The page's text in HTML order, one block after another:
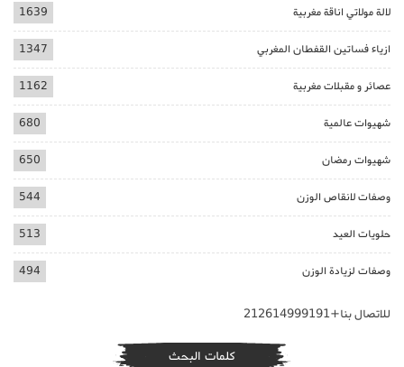
لالة مولاتي اناقة مغربية 1639
ازياء فساتين القفطان المغربي 1347
عصائر و مقبلات مغربية 1162
شهيوات عالمية 680
شهيوات رمضان 650
وصفات لانقاص الوزن 544
حلويات العيد 513
وصفات لزيادة الوزن 494
للاتصال بنا+212614999191
كلمات البحث